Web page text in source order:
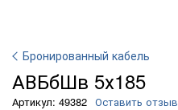
Бронированный кабель
АВБбШв 5х185
Артикул: 49382 Оставить отзыв